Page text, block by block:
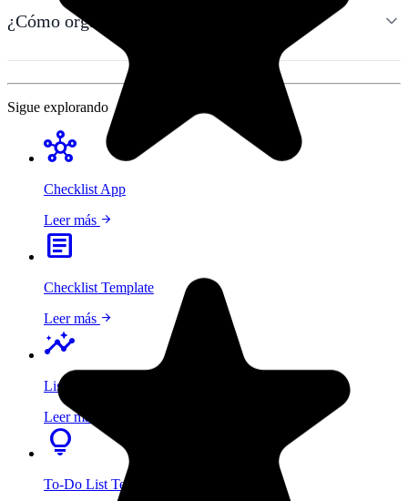
¿Cómo organizo varias listas a la vez?
Sigue explorando
hub
Checklist App
Leer más arrow_forward
article
Checklist Template
Leer más arrow_forward
insights
List Maker
Leer más
lightbulb
To-Do List Template